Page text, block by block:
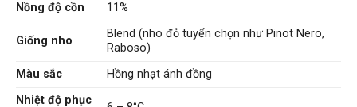
Nồng độ cồn
11%
Giống nho
Blend (nho đỏ tuyển chọn như Pinot Nero,
Raboso)
Màu sắc
Hồng nhạt ánh đồng
Nhiệt độ phục